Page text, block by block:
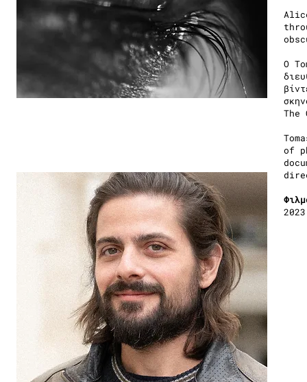
Ο
The
of